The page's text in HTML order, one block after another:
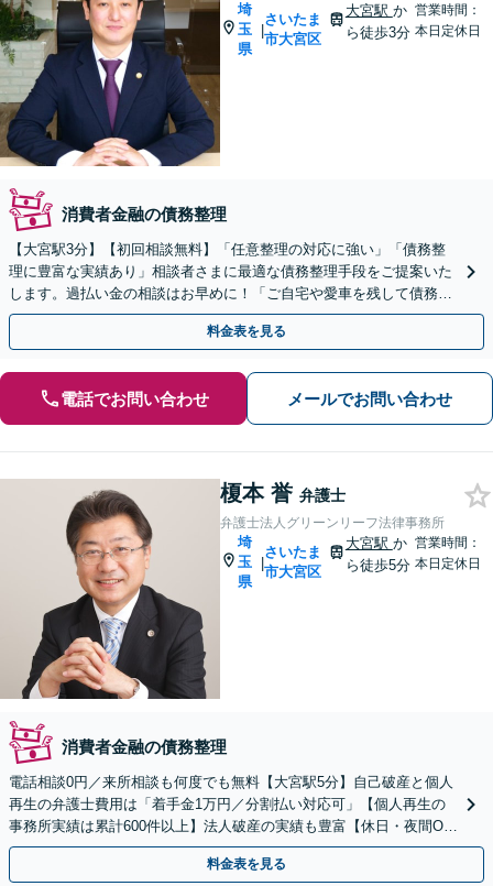
埼
玉
県
|
さいたま
市大宮区
大宮駅 か
ら徒歩3分
営業時間：
本日定休日
消費者金融の債務整理
【大宮駅3分】【初回相談無料】「任意整理の対応に強い」「債務整
理に豊富な実績あり」相談者さまに最適な債務整理手段をご提案いた
します。過払い金の相談はお早めに！「ご自宅や愛車を残して債務整
理したい方は任意整理を」【分割・後払い応相談】
料金表を見る
電話でお問い合わせ メールでお問い合わせ
榎本 誉 弁護士
弁護士法人グリーンリーフ法律事務所
埼
玉
県
|
さいたま
市大宮区
大宮駅 か
ら徒歩5分
営業時間：
本日定休日
消費者金融の債務整理
電話相談0円／来所相談も何度でも無料【大宮駅5分】自己破産と個人
再生の弁護士費用は「着手金1万円／分割払い対応可」【個人再生の
事務所実績は累計600件以上】法人破産の実績も豊富【休日・夜間O
K】オンライン相談もできます
料金表を見る